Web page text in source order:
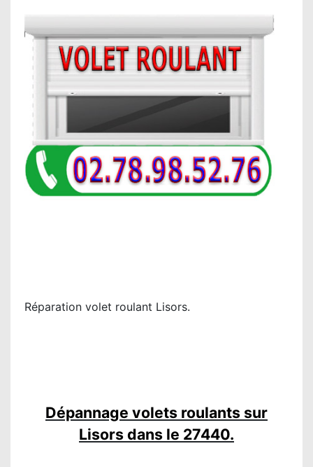
Réparation volet roulant Lisors.
Dépannage volets roulants sur
Lisors dans le 27440.